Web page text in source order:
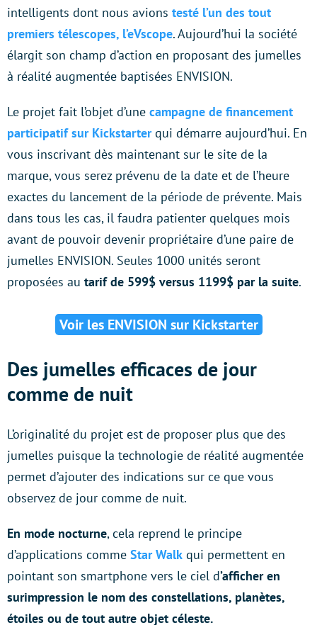
intelligents dont nous avions testé l’un des tout
premiers télescopes, l’eVscope. Aujourd’hui la société
élargit son champ d’action en proposant des jumelles
à réalité augmentée baptisées ENVISION.
Le projet fait l’objet d’une campagne de financement
participatif sur Kickstarterqui démarre aujourd’hui. En
vous inscrivant dès maintenant sur le site de la
marque, vous serez prévenu de la date et de l’heure
exactes du lancement de la période de prévente. Mais
dans tous les cas, il faudra patienter quelques mois
avant de pouvoir devenir propriétaire d’une paire de
jumelles ENVISION. Seules 1000 unités seront
proposées au tarif de 599$ versus 1199$ par la suite.
Voir les ENVISION sur Kickstarter
Des jumelles efficaces de jour
comme de nuit
L’originalité du projet est de proposer plus que des
jumelles puisque la technologie de réalité augmentée
permet d’ajouter des indications sur ce que vous
observez de jour comme de nuit.
En mode nocturne, cela reprend le principe
d’applications comme Star Walk qui permettent en
pointant son smartphone vers le ciel d’afficher en
surimpression le nom des constellations, planètes,
étoiles ou de tout autre objet céleste.